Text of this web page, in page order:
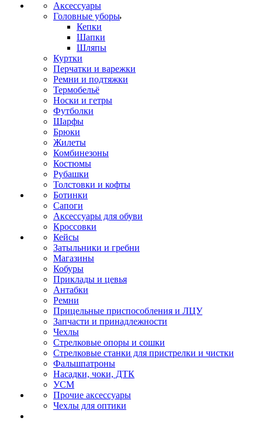
Аксессуары
Головные уборы
Кепки
Шапки
Шляпы
Куртки
Перчатки и варежки
Ремни и подтяжки
Термобельё
Носки и гетры
Футболки
Шарфы
Брюки
Жилеты
Комбинезоны
Костюмы
Рубашки
Толстовки и кофты
Ботинки
Сапоги
Аксессуары для обуви
Кроссовки
Кейсы
Затыльники и гребни
Магазины
Кобуры
Приклады и цевья
Антабки
Ремни
Прицельные приспособления и ЛЦУ
Запчасти и принадлежности
Чехлы
Стрелковые опоры и сошки
Стрелковые станки для пристрелки и чистки
Фальшпатроны
Насадки, чоки, ДТК
УСМ
Прочие аксессуары
Чехлы для оптики